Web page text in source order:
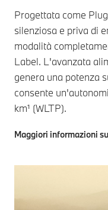
Progettata come
silenziosa e priva di
modalità
Label. L'avanzata
genera una potenza
consente
km¹ (WLTP).
Maggiori informazioni